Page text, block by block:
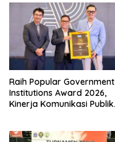
Raih Popular Government
Institutions Award 2026,
Kinerja Komunikasi Publik